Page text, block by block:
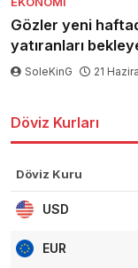
Gözler yeni
yatıranları
SoleKinG 21
Döviz Kurları
Döviz Kuru
USD
EUR